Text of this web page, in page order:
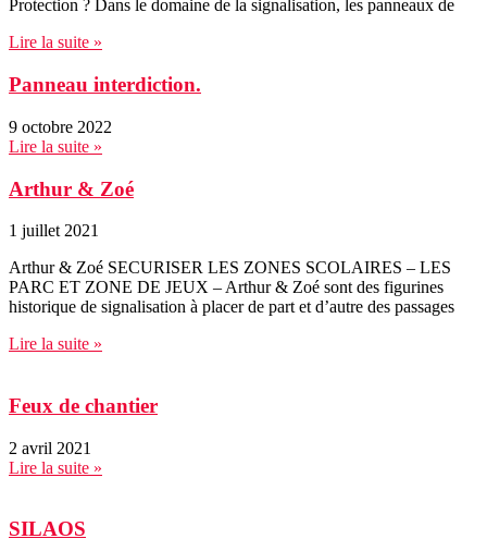
Protection ? Dans le domaine de la signalisation, les panneaux de
Lire la suite »
Panneau interdiction.
9 octobre 2022
Lire la suite »
Arthur & Zoé
1 juillet 2021
Arthur & Zoé SECURISER LES ZONES SCOLAIRES – LES
PARC ET ZONE DE JEUX – Arthur & Zoé sont des figurines
historique de signalisation à placer de part et d’autre des passages
Lire la suite »
Feux de chantier
2 avril 2021
Lire la suite »
SILAOS